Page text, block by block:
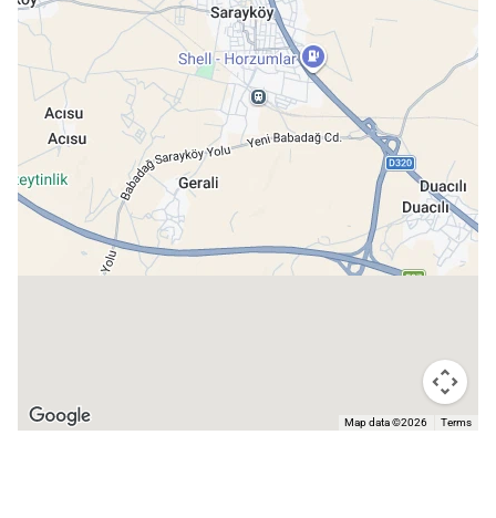
Map data ©2026 Terms